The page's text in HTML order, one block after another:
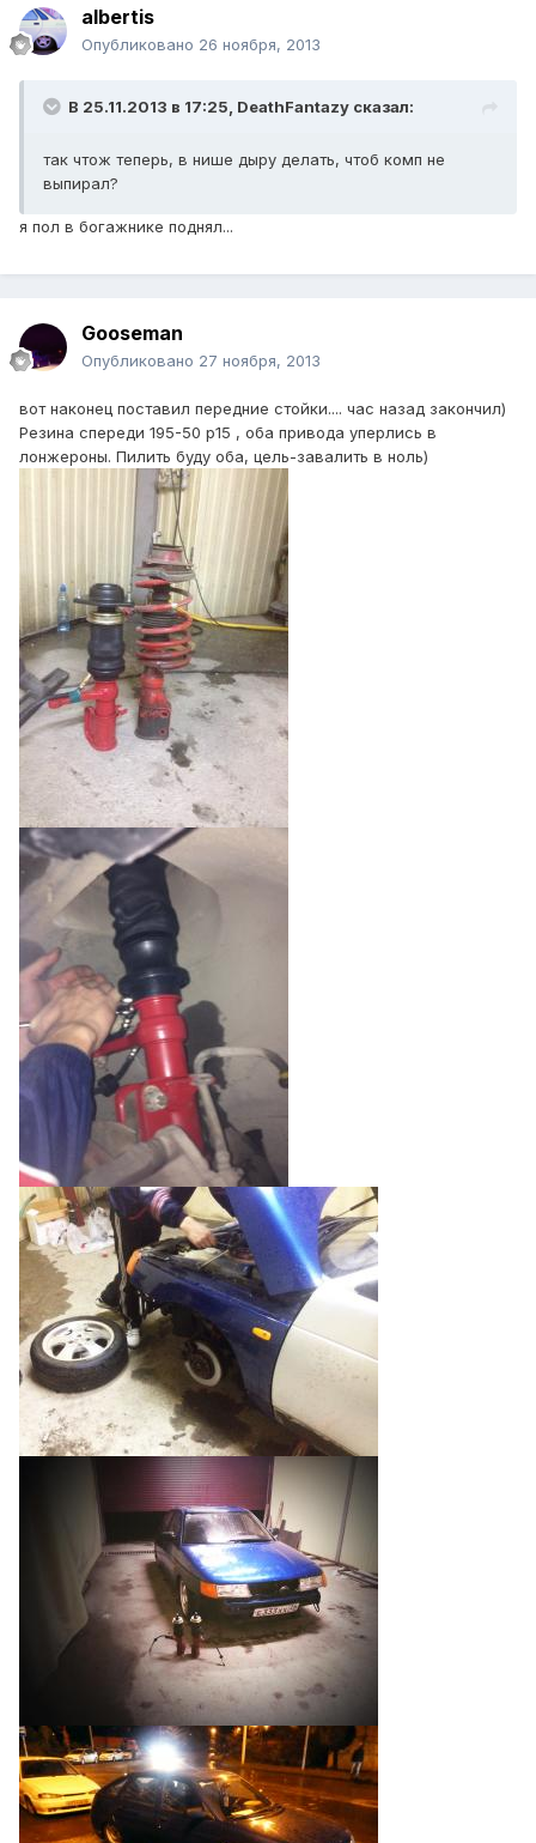
albertis
Опубликовано 26 ноября, 2013
В 25.11.2013 в 17:25, DeathFantazy сказал:
так чтож теперь, в нише дыру делать, чтоб комп не
выпирал?
я пол в богажнике поднял...
Gooseman
Опубликовано 27 ноября, 2013
вот наконец поставил передние стойки.... час назад закончил)
Резина спереди 195-50 р15 , оба привода уперлись в
лонжероны. Пилить буду оба, цель-завалить в ноль)